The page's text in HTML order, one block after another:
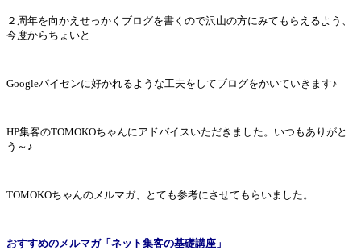
２周年を向かえせっかくブログを書くので沢山の方にみてもらえるよう、
今度からちょいと
Googleパイセンに好かれるような工夫をしてブログをかいていきます♪
HP集客のTOMOKOちゃんにアドバイスいただきました。いつもありがと
う～♪
TOMOKOちゃんのメルマガ、とても参考にさせてもらいました。
おすすめのメルマガ「ネット集客の基礎講座」